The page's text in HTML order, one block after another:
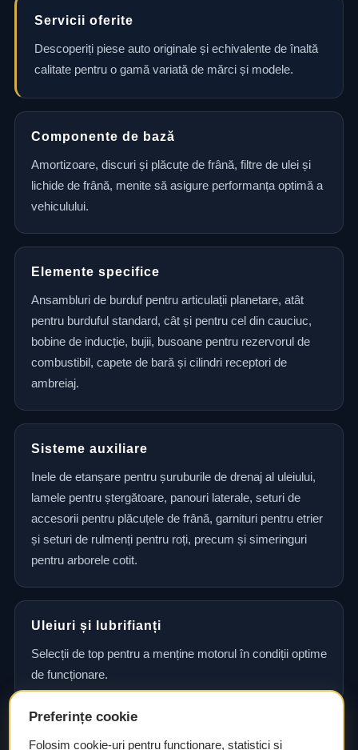
Servicii oferite
Descoperiți piese auto originale și echivalente de înaltă
calitate pentru o gamă variată de mărci și modele.
Componente de bază
Amortizoare, discuri și plăcuțe de frână, filtre de ulei și
lichide de frână, menite să asigure performanța optimă a
vehiculului.
Elemente specifice
Ansambluri de burduf pentru articulații planetare, atât
pentru burduful standard, cât și pentru cel din cauciuc,
bobine de inducție, bujii, busoane pentru rezervorul de
combustibil, capete de bară și cilindri receptori de
ambreiaj.
Sisteme auxiliare
Inele de etanșare pentru șuruburile de drenaj al uleiului,
lamele pentru ștergătoare, panouri laterale, seturi de
accesorii pentru plăcuțele de frână, garnituri pentru etrier
și seturi de rulmenți pentru roți, precum și simeringuri
pentru arborele cotit.
Uleiuri și lubrifianți
Selecții de top pentru a menține motorul în condiții optime
de funcționare.
Consultanță și asistență tehnică
Preferințe cookie
Folosim cookie-uri pentru funcționare, statistici și